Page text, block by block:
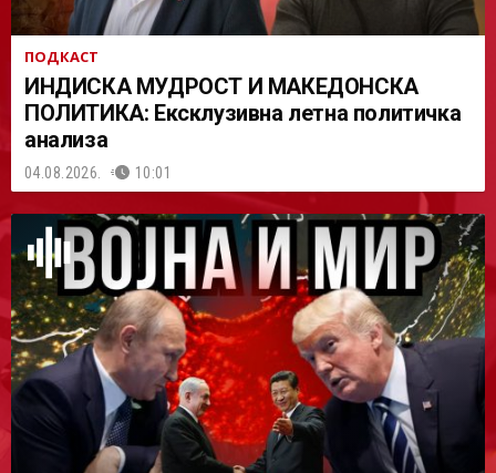
ПОДКАСТ
ИНДИСКА МУДРОСТ И МАКЕДОНСКА
ПОЛИТИКА: Ексклузивна летна политичка
анализа
04.08.2026. 10:01